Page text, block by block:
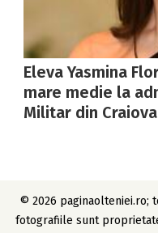
Eleva Yasmina
mare medie la
Militar din
© 2026 paginaolteniei.ro;
fotografiile sunt